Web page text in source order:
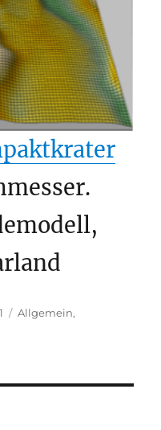
Kategorien
Allgemein,